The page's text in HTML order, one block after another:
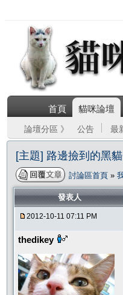
首頁 貓咪論壇
論壇分區 》 公告 最
[主題] 路邊撿到的黑
討論區首頁 »
發表人
2012-10-11 07:11 PM
thedikey